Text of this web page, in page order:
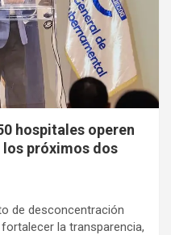
hospitales operen
próximos dos
de desconcentración
la transparencia,